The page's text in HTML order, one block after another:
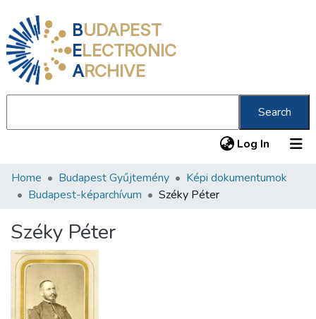
BUDAPEST
ELECTRONIC
ARCHIVE
Search
Log In (current)
Communities & Collections
Statistics
About us
Home Budapest Gyűjtemény
Képi dokumentumok
Budapest-képarchívum
Széky Péter
Széky Péter